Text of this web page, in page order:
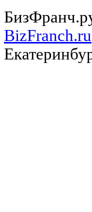
BizFranch.ru